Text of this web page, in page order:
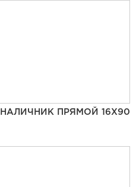
ПРЯМОЙ 16Х90